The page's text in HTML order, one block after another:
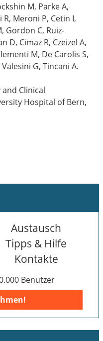
M, Parke A,
Meroni P, Cetin I,
Gordon C, Ruiz-
D, Cimaz R, Czeizel A,
M, De Carolis S,
G, Tincani A.
Clinical
Hospital of Bern,
Austausch
Tipps & Hilfe
Kontakte
Benutzer